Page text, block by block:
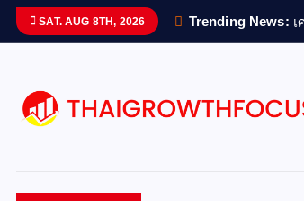
SAT. AUG 8TH, 2026 Trending News: เ